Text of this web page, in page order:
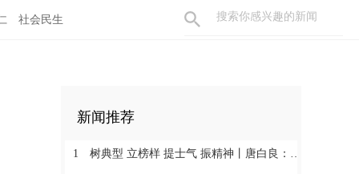
社会民生
新闻推荐
1 树典型 立榜样 提士气 振精神丨唐白良：三十载丹心映党徽 一腔热血暖万家